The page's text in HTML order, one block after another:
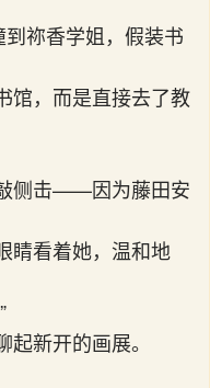
到祢香学姐，假装书
馆，而是直接去了教
侧击——因为藤田安
睛看着她，温和地
新开的画展。